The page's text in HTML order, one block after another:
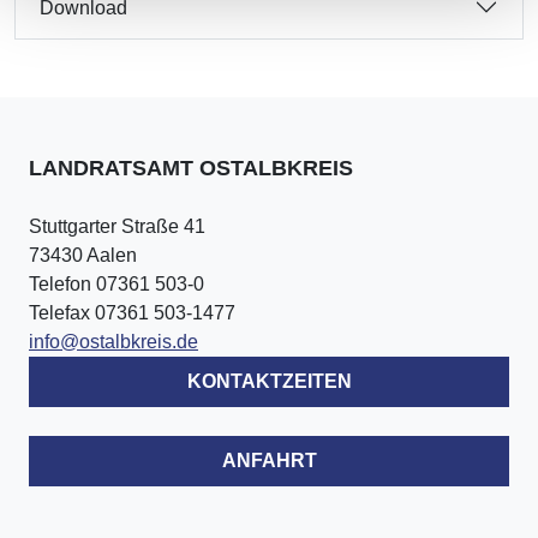
Download
LANDRATSAMT OSTALBKREIS
Stuttgarter Straße 41
73430 Aalen
Telefon 07361 503-0
Telefax 07361 503-1477
info@ostalbkreis.de
KONTAKTZEITEN
ANFAHRT